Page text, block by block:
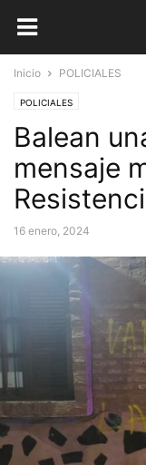
Inicio POLICIALES
POLICIALES
Balean
mensaje
16 enero, 2024